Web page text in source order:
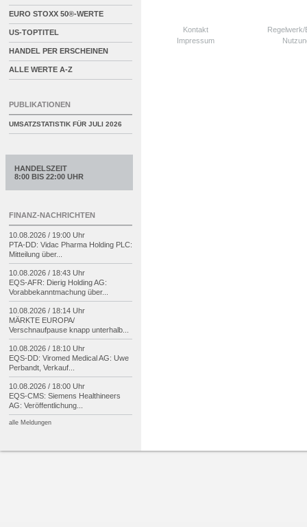
Kontakt
Impressum
EURO STOXX 50®-WERTE
US-TOPTITEL
HANDEL PER ERSCHEINEN
ALLE WERTE A-Z
PUBLIKATIONEN
UMSATZSTATISTIK FÜR JULI 2026
HANDELSZEIT
8:00 BIS 22:00 UHR
FINANZ-NACHRICHTEN
10.08.2026 / 19:00 Uhr
PTA-DD: Vidac Pharma Holding PLC:
Mitteilung über...
10.08.2026 / 18:43 Uhr
EQS-AFR: Dierig Holding AG:
Vorabbekanntmachung über...
10.08.2026 / 18:14 Uhr
MÄRKTE EUROPA/
Verschnaufpause knapp unterhalb...
10.08.2026 / 18:10 Uhr
EQS-DD: Viromed Medical AG: Uwe
Perbandt, Verkauf...
10.08.2026 / 18:00 Uhr
EQS-CMS: Siemens Healthineers
AG: Veröffentlichung...
alle Meldungen